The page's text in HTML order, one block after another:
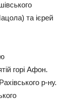
та ієрей
горі Афон.
р-ну.